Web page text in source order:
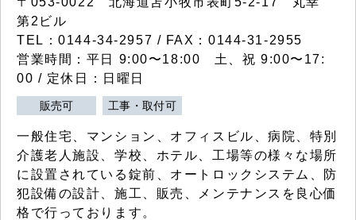
第2ビル
TEL：0144-34-2957 / FAX：0144-31-2955
営業時間：平日 9:00〜18:00 土、祝 9:00〜17:
00 / 定休日：日曜日
販売可 工事・取付可
一般住宅、マンション、オフィスビル、病院、特別
介護老人施設、学校、ホテル、工場等の様々な場所
に設置されている錠前、オートロックシステム、防
犯設備の設計、施工、販売、メンテナンスを良心価
格で行っております。